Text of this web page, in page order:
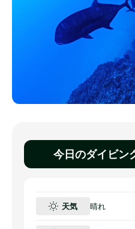
今日のダイビン
天気 晴れ